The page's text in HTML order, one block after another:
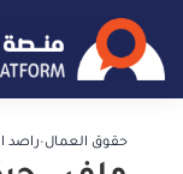
حقوق العمال•راصد